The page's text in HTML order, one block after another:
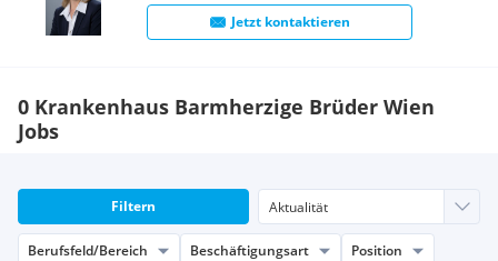
internes Fortbildungsprogramm, welches jedes Jahr neu
zusammengestellt wird und sich an den Bedürfnissen und
Jetzt kontaktieren
0 Krankenhaus Barmherzige Brüder Wien
Jobs
Filtern
Berufsfeld/Bereich Beschäftigungsart Position